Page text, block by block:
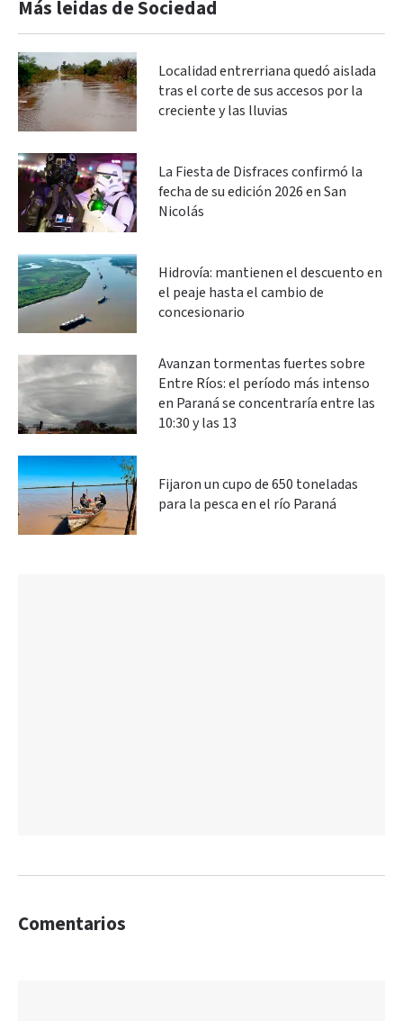
Más leidas de Sociedad
Localidad entrerriana quedó aislada
tras el corte de sus accesos por la
creciente y las lluvias
La Fiesta de Disfraces confirmó la
fecha de su edición 2026 en San
Nicolás
Hidrovía: mantienen el descuento en
el peaje hasta el cambio de
concesionario
Avanzan tormentas fuertes sobre
Entre Ríos: el período más intenso
en Paraná se concentraría entre las
10:30 y las 13
Fijaron un cupo de 650 toneladas
para la pesca en el río Paraná
Comentarios